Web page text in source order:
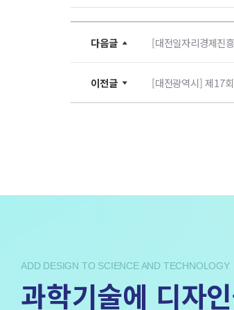
다음글 [대전일자리경제진
이전글 [대전광역시] 제17
ADD DESIGN TO SCIENCE AND TECHNOLOGY
과학기술에 디자